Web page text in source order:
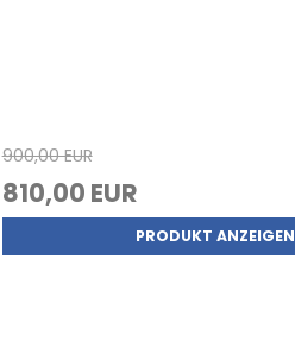
900,00 EUR
810,00 EUR
PRODUKT ANZEIGEN